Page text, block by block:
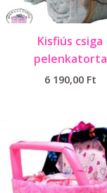
Kisfiús csiga
pelenkatorta
6 190,00 Ft